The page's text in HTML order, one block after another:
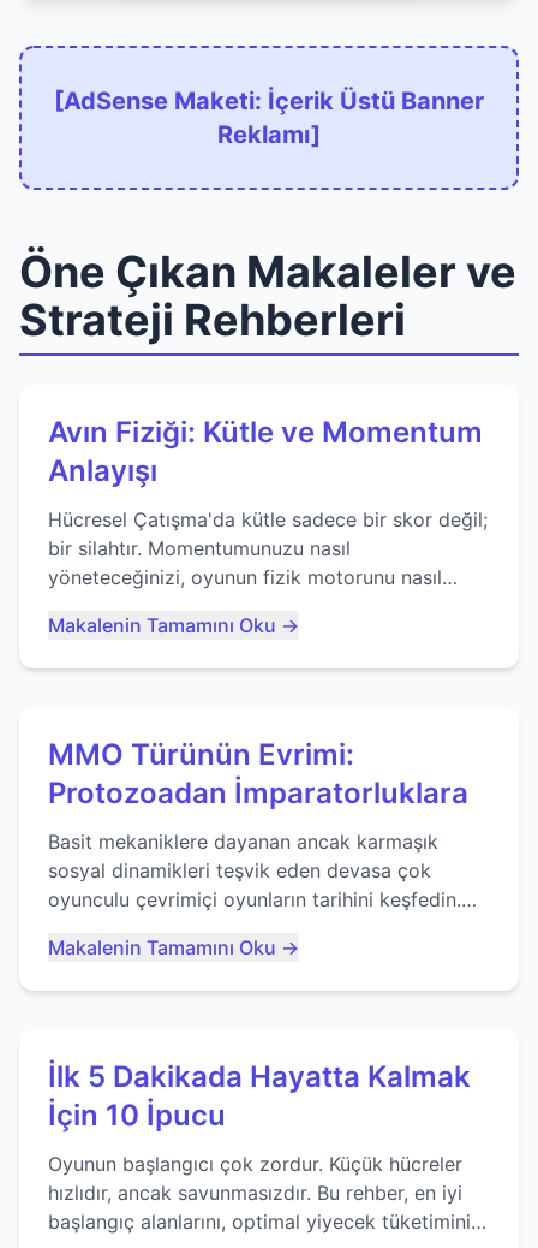
[AdSense Maketi: İçerik Üstü Banner
Reklamı]
Öne Çıkan Makaleler ve
Strateji Rehberleri
Avın Fiziği: Kütle ve Momentum
Anlayışı
Hücresel Çatışma'da kütle sadece bir skor değil;
bir silahtır. Momentumunuzu nasıl
yöneteceğinizi, oyunun fizik motorunu nasıl
ustalaşacağınızı öğrenin...
Makalenin Tamamını Oku →
MMO Türünün Evrimi:
Protozoadan İmparatorluklara
Basit mekaniklere dayanan ancak karmaşık
sosyal dinamikleri teşvik eden devasa çok
oyunculu çevrimiçi oyunların tarihini keşfedin.
Makalenin Tamamını Oku →
İlk 5 Dakikada Hayatta Kalmak
İçin 10 İpucu
Oyunun başlangıcı çok zordur. Küçük hücreler
hızlıdır, ancak savunmasızdır. Bu rehber, en iyi
başlangıç alanlarını, optimal yiyecek tüketimini